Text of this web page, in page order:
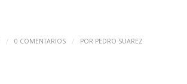
/ 0 COMENTARIOS / POR PEDRO SUAREZ